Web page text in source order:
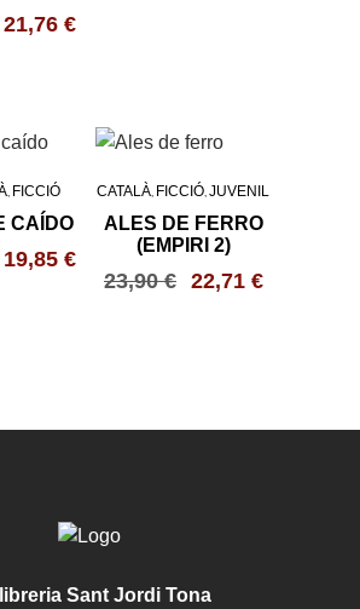
21,76 €
, FICCIÓ
CAÍDO
19,85 €
CATALÀ, FICCIÓ, JUVENIL
ALES DE FERRO
(EMPIRI 2)
23,90€ 22,71 €
Sant Jordi Tona